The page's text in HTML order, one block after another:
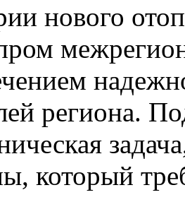
нового
региона.
который